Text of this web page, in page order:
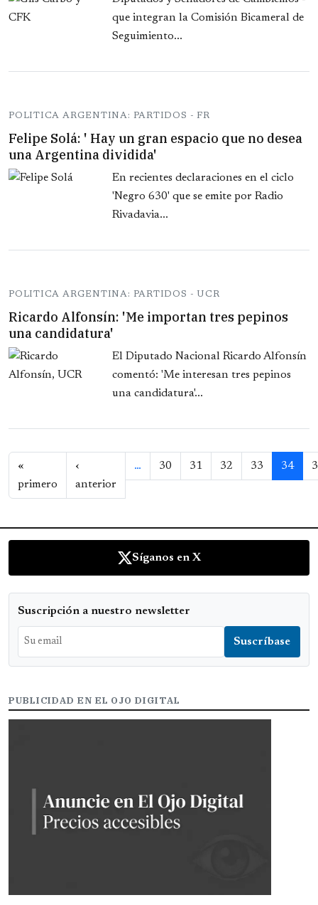
que integran la Comisión Bicameral de
Seguimiento...
POLITICA ARGENTINA: PARTIDOS - FR
Felipe Solá: ' Hay un gran espacio que no desea
una Argentina dividida'
En recientes declaraciones en el ciclo
'Negro 630' que se emite por Radio
Rivadavia...
POLITICA ARGENTINA: PARTIDOS - UCR
Ricardo Alfonsín: 'Me importan tres pepinos
una candidatura'
El Diputado Nacional Ricardo Alfonsín
comentó: 'Me interesan tres pepinos
una candidatura'...
Paginación
«
primero Primera página
‹
anterior Página anterior
… 30 31 32 33 34
Síganos en X
Suscripción a nuestro newsletter
PUBLICIDAD EN EL OJO DIGITAL